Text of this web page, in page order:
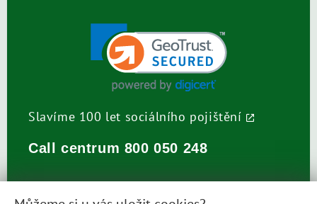
Slavíme 100 let sociálního pojištění
Call centrum 800 050 248